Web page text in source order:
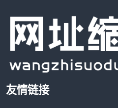
友情链接